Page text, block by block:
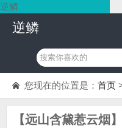
逆鳞
逆鳞
您现在的位置是： 首页
【远山含黛惹云烟